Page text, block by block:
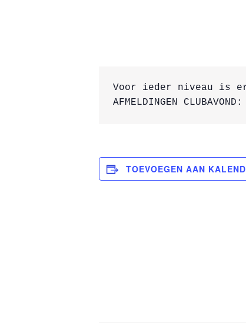
Voor ieder niveau is
AFMELDINGEN
TOEVOEGEN AAN